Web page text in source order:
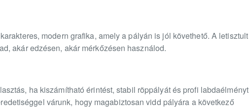
modern grafika, amely a pályán is jól követhető. A letisztult
akár edzésen, akár mérkőzésen használod.
ha kiszámítható érintést, stabil röppályát és profi labdaélményt
várunk, hogy magabiztosan vidd pályára a következő